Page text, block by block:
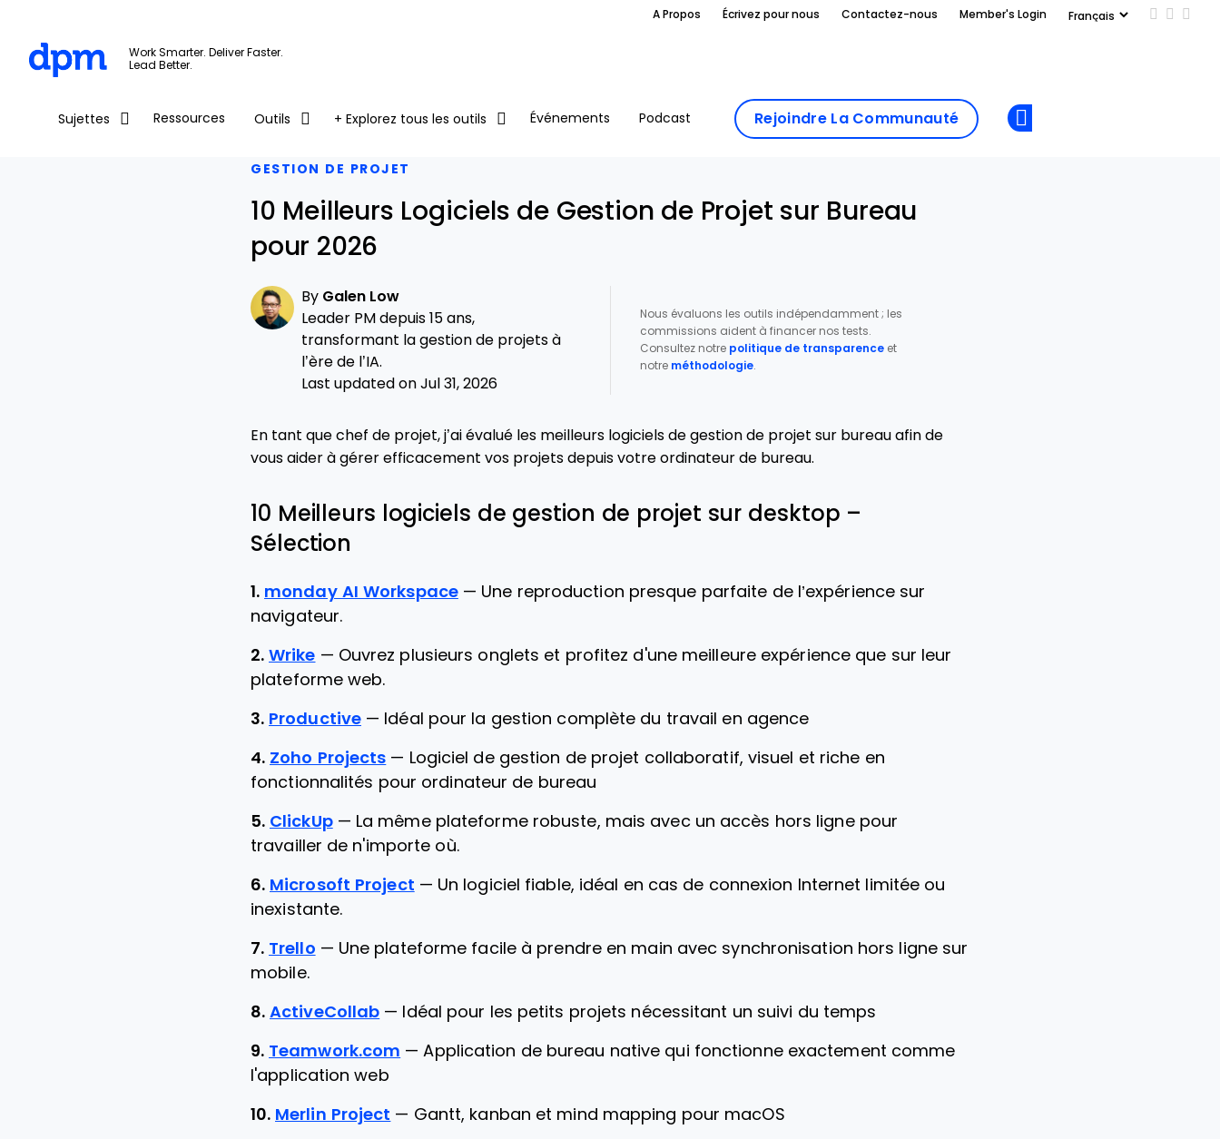
Skip to main content
A Propos Écrivez pour nous Contactez-nous Member's Login Add us
Follow
Work Smarter. Deliver Faster.
Lead Better.
Sujettes Ressources Outils + Explorez tous les outils Événements Podcast Rejoindre La Communauté
GESTION DE PROJET
10 Meilleurs Logiciels de Gestion de Projet sur Bureau
pour 2026
By Galen Low
Leader PM depuis 15 ans,
transformant la gestion de projets à
l’ère de l’IA.
Last updated on Jul 31, 2026
Nous évaluons les outils indépendamment ; les
commissions aident à financer nos tests.
Consultez notre politique de transparenceet
notre méthodologie.
En tant que chef de projet, j’ai évalué les meilleurs logiciels de gestion de projet sur bureau afin de
vous aider à gérer efficacement vos projets depuis votre ordinateur de bureau.
10 Meilleurs logiciels de gestion de projet sur desktop –
Sélection
1. monday AI Workspace — Une reproduction presque parfaite de l’expérience sur
navigateur.
2. Wrike — Ouvrez plusieurs onglets et profitez d'une meilleure expérience que sur leur
plateforme web.
3. Productive — Idéal pour la gestion complète du travail en agence
4. Zoho Projects — Logiciel de gestion de projet collaboratif, visuel et riche en
fonctionnalités pour ordinateur de bureau
5. ClickUp — La même plateforme robuste, mais avec un accès hors ligne pour
travailler de n'importe où.
6. Microsoft Project — Un logiciel fiable, idéal en cas de connexion Internet limitée ou
inexistante.
7. Trello — Une plateforme facile à prendre en main avec synchronisation hors ligne sur
mobile.
8. ActiveCollab — Idéal pour les petits projets nécessitant un suivi du temps
9. Teamwork.com —Application de bureau native qui fonctionne exactement comme
l'application web
10. Merlin Project — Gantt, kanban et mind mapping pour macOS